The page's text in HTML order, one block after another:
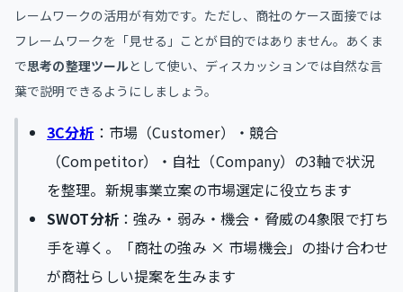
レームワークの活用が有効です。ただし、商社のケース面接では
フレームワークを「見せる」ことが目的ではありません。あくま
で思考の整理ツールとして使い、ディスカッションでは自然な言
葉で説明できるようにしましょう。
3C分析 ：市場（Customer）・競合
（Competitor）・自社（Company）の3軸で状況
を整理。新規事業立案の市場選定に役立ちます
SWOT分析：強み・弱み・機会・脅威の4象限で打ち
手を導く。「商社の強み × 市場機会」の掛け合わせ
が商社らしい提案を生みます